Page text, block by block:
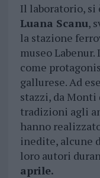
Il laboratorio,
Luana Scanu,
la stazione
museo
come
gallurese. Ad
stazzi, da Monti
tradizioni agli
hanno
inedite, alcune
loro autori
aprile.